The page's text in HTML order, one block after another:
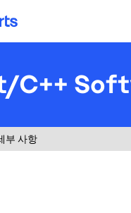
C++
부 사항